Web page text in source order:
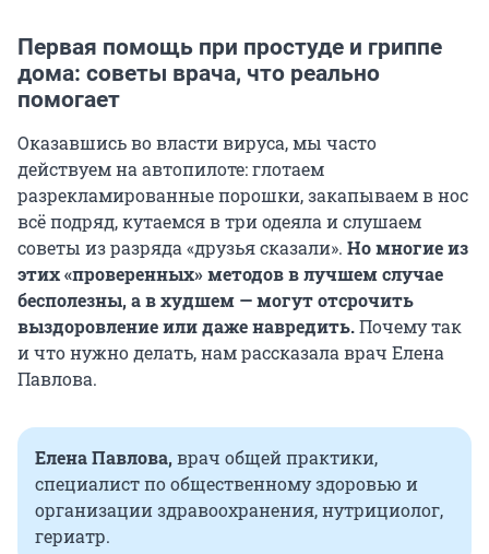
Первая помощь при простуде и гриппе
дома: советы врача, что реально
помогает
Оказавшись во власти вируса, мы часто
действуем на автопилоте: глотаем
разрекламированные порошки, закапываем в нос
всё подряд, кутаемся в три одеяла и слушаем
советы из разряда «друзья сказали». Но многие из
этих «проверенных» методов в лучшем случае
бесполезны, а в худшем — могут отсрочить
выздоровление или даже навредить.Почему так
и что нужно делать, нам рассказала врач Елена
Павлова.
Елена Павлова,врач общей практики,
специалист по общественному здоровью и
организации здравоохранения, нутрициолог,
гериатр.